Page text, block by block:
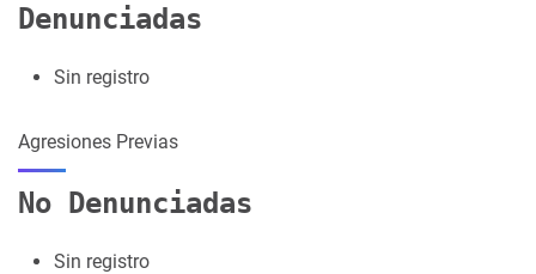
Denunciadas
Sin registro
Agresiones Previas
No Denunciadas
Sin registro